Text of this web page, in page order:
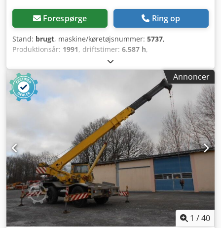
Forespørge Ring op
Stand: brugt, maskine/køretøjsnummer: 5737,
Produktionsår: 1991, driftstimer: 6.587 h,
Førstegangsregistrering Totalvægt: 7.490 kg Træk: Diesel
4x4 Drivlinje med 6-cylindret Mercedes dieselmotor på 92
kW / 125 hk, slagvolumen 5.957 cm³ 16-trins manuel
gearkasse Førerhus med 3 sæder Dækstørrelse 365/80 R
20, mønsterdybde 14-16 mm, akselafstand 3.300 mm
Codpfjzru Ecjx Ah Horf Samlede mål (L x B x H): 5.500 x
2.265 x 3.400 mm Egenvægt: 6.960 kg Akselbelastning
forrest: 4.400 kg, bagest: 4.400 kg ABS, radio,
differentialespærre, servostyring, stopklodser HIAB 050
kran med kabel-fjernbetjening 3-vejs tip, funktion ikke
tilgængelig på grund af vægtreduktion, ladmål 230 x 210 x
45 cm Stål sidevægge Maulkobling 40 mm, 2 x bugdøre
bag, spil, hydraulik foran og bag, gearkasse er defekt, kan
kun køre i lav gruppe, beskadiget instrumentbræt,
rustskader i førerkabine – se billeder. Yderligere data og
flere billeder sendes gerne på forespørgsel. Denne
beskrivelse udgør ikke et bindende tilbud og kan
Annoncer
1 /40